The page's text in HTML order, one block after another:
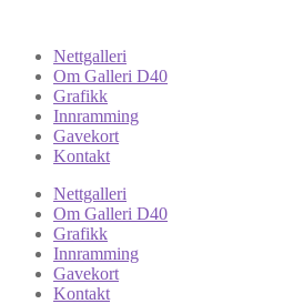
Nettgalleri
Om Galleri D40
Grafikk
Innramming
Gavekort
Kontakt
Nettgalleri
Om Galleri D40
Grafikk
Innramming
Gavekort
Kontakt